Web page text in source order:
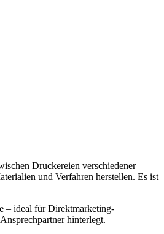
Druckereien verschiedener
und Verfahren herstellen. Es ist
– ideal für Direktmarketing-
hinterlegt.